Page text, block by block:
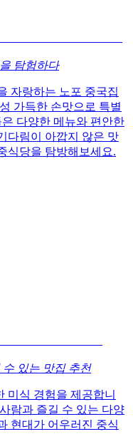
탐험하다
자랑하는 노포 중국집
가득한 손맛으로 특별
다양한 메뉴와 편안한
다림이 아깝지 않은 맛
식당을 탐방해보세요.
있는 맛집 추천
미식 경험을 제공합니
람과 즐길 수 있는 다양
현대가 어우러진 중식